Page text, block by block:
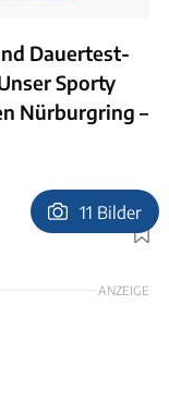
Dauertest-
Sporty
Nürburgring –
Foto: Philip Heise
11 Bilder
ANZEIGE